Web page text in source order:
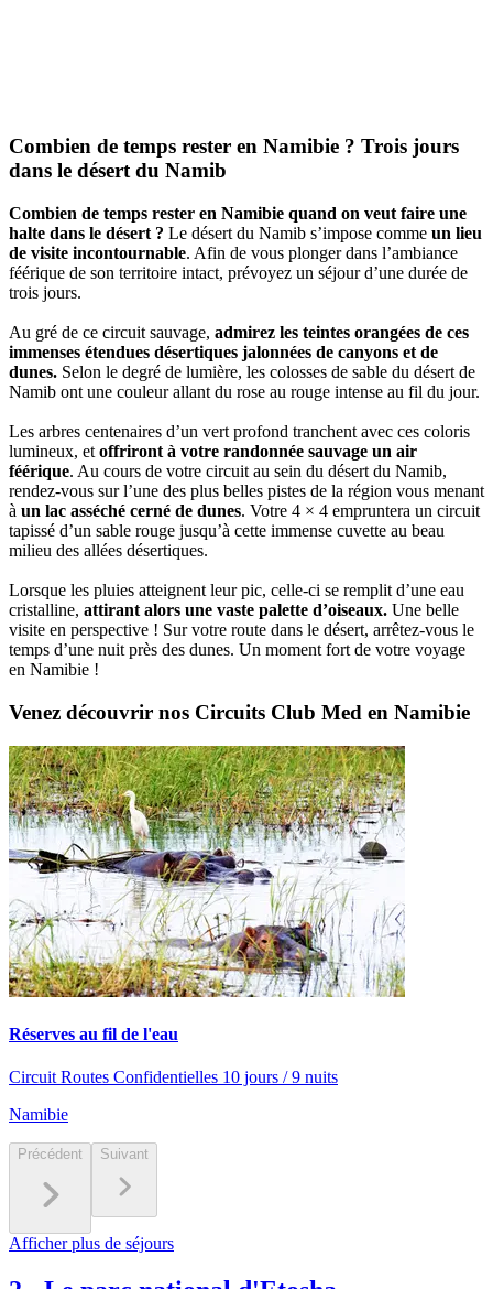
Combien de temps rester en Namibie ? Trois jours
dans le désert du Namib
Combien de temps rester en Namibie quand on veut faire une
halte dans le désert ? Le désert du Namib s’impose comme un lieu
de visite incontournable. Afin de vous plonger dans l’ambiance
féérique de son territoire intact, prévoyez un séjour d’une durée de
trois jours.
Au gré de ce circuit sauvage, admirez les teintes orangées de ces
immenses étendues désertiques jalonnées de canyons et de
dunes. Selon le degré de lumière, les colosses de sable du désert de
Namib ont une couleur allant du rose au rouge intense au fil du jour.
Les arbres centenaires d’un vert profond tranchent avec ces coloris
lumineux, et offriront à votre randonnée sauvage un air
féérique. Au cours de votre circuit au sein du désert du Namib,
rendez-vous sur l’une des plus belles pistes de la région vous menant
à un lac asséché cerné de dunes. Votre 4 × 4 empruntera un circuit
tapissé d’un sable rouge jusqu’à cette immense cuvette au beau
milieu des allées désertiques.
Lorsque les pluies atteignent leur pic, celle-ci se remplit d’une eau
cristalline, attirant alors une vaste palette d’oiseaux. Une belle
visite en perspective ! Sur votre route dans le désert, arrêtez-vous le
temps d’une nuit près des dunes. Un moment fort de votre voyage
en Namibie !
Venez découvrir nos Circuits Club Med en Namibie
Réserves au fil de l'eau
Circuit Routes Confidentielles 10 jours / 9 nuits
Namibie
Précédent Suivant
Afficher plus de séjours